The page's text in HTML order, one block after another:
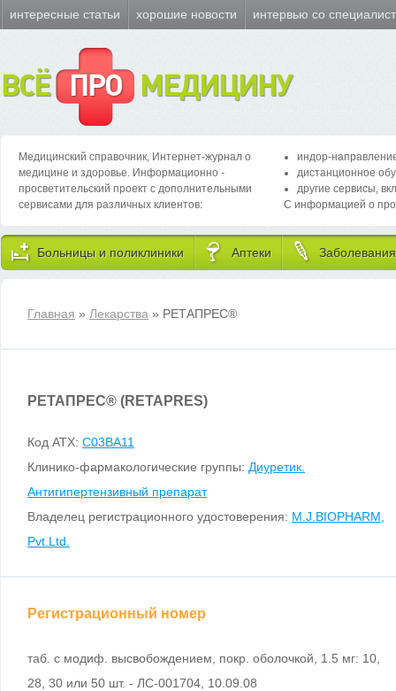
интересные статьи хорошие новости интервью со
ВСЁ ПРО МЕДИЦИНУ
Медицинский справочник, Интернет-журнал о
медицине и здоровье. Информационно -
просветительский проект с дополнительными
сервисами для различных клиентов:
индор-
дистанционное
другие сервисы,
С информацией о
Больницы и поликлиники Аптеки Заболевания
Главная » Лекарства » РЕТАПРЕС®
РЕТАПРЕС® (RETAPRES)
Код ATX: C03BA11
Клинико-фармакологические группы: Диуретик.
Антигипертензивный препарат
Владелец регистрационного удостоверения: M.J.BIOPHARM,
Pvt.Ltd.
Регистрационный номер
таб. с модиф. высвобождением, покр. оболочкой, 1.5 мг: 10,
28, 30 или 50 шт. - ЛС-001704, 10.09.08